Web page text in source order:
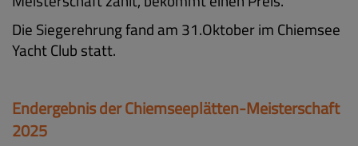
Die Siegerehrung fand am 31.Oktober im Chiemsee
Yacht Club statt.
Endergebnis der Chiemseeplätten-Meisterschaft
2025